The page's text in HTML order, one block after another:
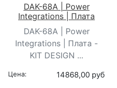
DAK-68A | Power
Integrations | Плата
DAK-68A | Power
Integrations | Плата -
KIT DESIGN ...
Цена: 14868,00 руб